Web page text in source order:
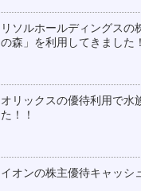
リソルホールディングスの
の森」を利用してきました
オリックスの優待利用で水
た！！
イオンの株主優待キャッ